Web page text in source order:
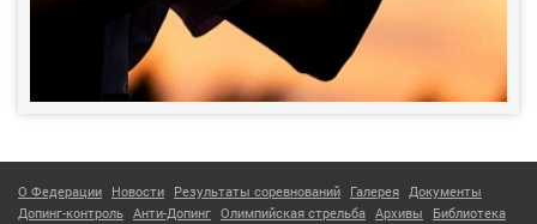
О Федерации Новости Результаты соревнований Галерея Документы
Допинг-контроль Анти-Допинг Олимпийская стрельба Архивы Библиотека